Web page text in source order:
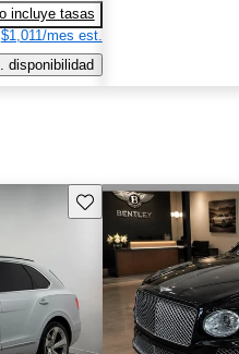
incluye tasas
$1,011/mes est.
disponibilidad
Guarda este Aviso